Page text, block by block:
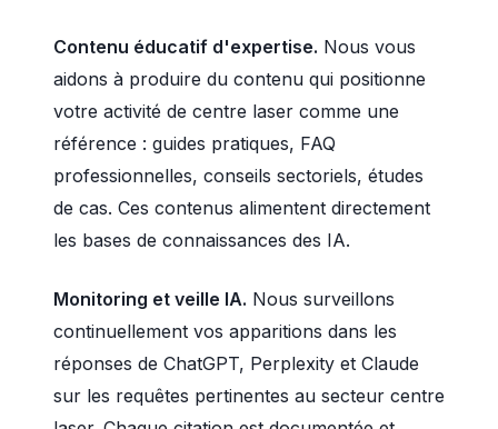
Contenu éducatif d'expertise. Nous vous
aidons à produire du contenu qui positionne
votre activité de centre laser comme une
référence : guides pratiques, FAQ
professionnelles, conseils sectoriels, études
de cas. Ces contenus alimentent directement
les bases de connaissances des IA.
Monitoring et veille IA. Nous surveillons
continuellement vos apparitions dans les
réponses de ChatGPT, Perplexity et Claude
sur les requêtes pertinentes au secteur centre